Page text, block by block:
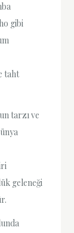
gibi
taht
tarzı ve
geleneği